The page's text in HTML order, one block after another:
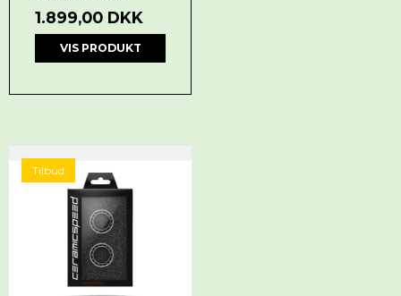
1.899,00 DKK
VIS PRODUKT
Tilbud